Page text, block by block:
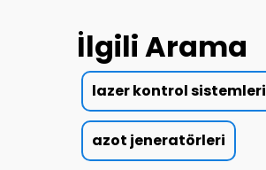
İlgili Arama
lazer kontrol sistemleri
azot jeneratörleri